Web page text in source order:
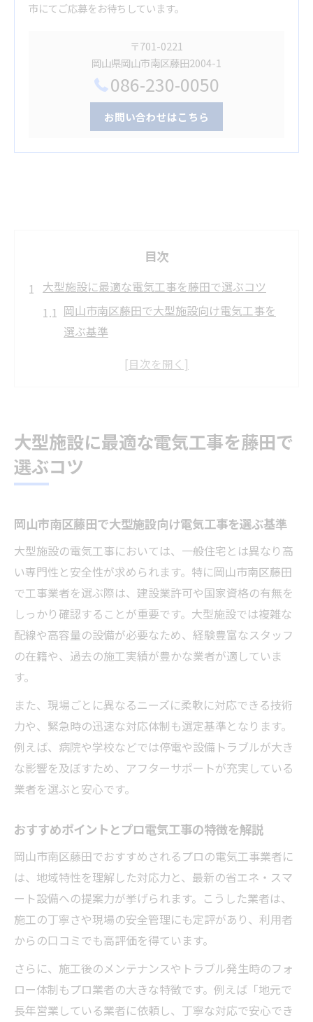
市にてご応募をお待ちしています。
〒701-0221
岡山県岡山市南区藤田2004-1
086-230-0050
お問い合わせはこちら
目次
大型施設に最適な電気工事を藤田で選ぶコツ
岡山市南区藤田で大型施設向け電気工事を
選ぶ基準
おすすめポイントとプロ電気工事の特徴を
法
藤田エリアで高評価の電気工事業者の共通
心か
岡山市南区藤田でおすすめの有資格電気工
事士とは
プロ電気工事士の選び方と信頼できる判断
基準
電気工事資格が大型施設で重要視される理
由
岡山市南区藤田で叶う高品質な電気工事の理由
岡山市南区藤田で高品質な電気工事が実現
おすすめ業者が提供する施行品質と対応力
に注目
現場経験豊富なスタッフが選ばれる理由と
は
地域のニーズに応える電気工事の強みを解
説
高品質な電気工事がもたらす安心と満足感
病院や学校で求められる電気工事の信頼性とは
岡山市南区藤田で病院や学校に適した電気
大型施設に最適な電気工事を藤田で
選ぶコツ
岡山市南区藤田で大型施設向け電気工事を選ぶ基準
大型施設の電気工事においては、一般住宅とは異なり高
い専門性と安全性が求められます。特に岡山市南区藤田
で工事業者を選ぶ際は、建設業許可や国家資格の有無を
しっかり確認することが重要です。大型施設では複雑な
配線や高容量の設備が必要なため、経験豊富なスタッフ
の在籍や、過去の施工実績が豊かな業者が適していま
す。
また、現場ごとに異なるニーズに柔軟に対応できる技術
力や、緊急時の迅速な対応体制も選定基準となります。
例えば、病院や学校などでは停電や設備トラブルが大き
な影響を及ぼすため、アフターサポートが充実している
業者を選ぶと安心です。
おすすめポイントとプロ電気工事の特徴を解説
岡山市南区藤田でおすすめされるプロの電気工事業者に
は、地域特性を理解した対応力と、最新の省エネ・スマ
ート設備への提案力が挙げられます。こうした業者は、
施工の丁寧さや現場の安全管理にも定評があり、利用者
からの口コミでも高評価を得ています。
さらに、施工後のメンテナンスやトラブル発生時のフォ
ロー体制もプロ業者の大きな特徴です。例えば「地元で
長年営業している業者に依頼し、丁寧な対応で安心でき